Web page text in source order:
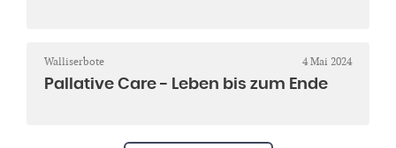
Walliserbote 4 Mai 2024
Pallative Care - Leben bis zum Ende